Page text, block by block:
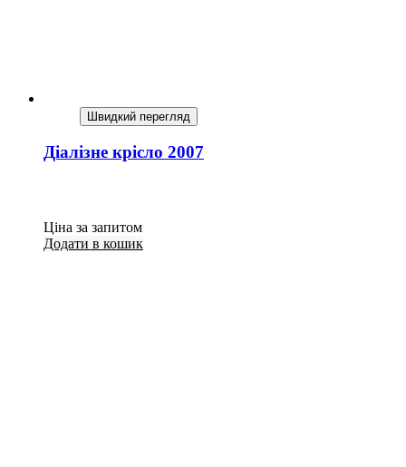
Швидкий перегляд
Діалізне крісло 2007
Ціна за запитом
Додати в кошик